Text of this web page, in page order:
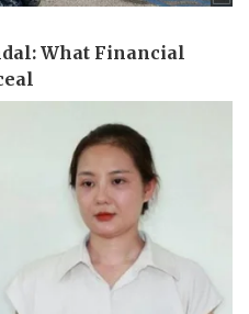
Phân tích